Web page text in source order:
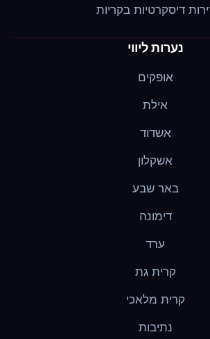
דיסקרטיות בקריות
נערות ליווי
אופקים
אילת
אשדוד
אשקלון
באר שבע
דימונה
ערד
קרית גת
קרית מלאכי
נתיבות